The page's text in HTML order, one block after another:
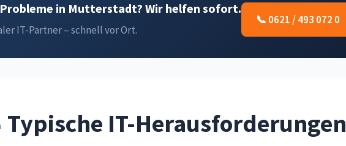
in Mutterstadt? Wir helfen sofort.
IT-Partner – schnell vor Ort.
📞 0621 / 493 072 0
Typische IT-Herausforderungen